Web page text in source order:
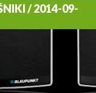
/ 2014-09-